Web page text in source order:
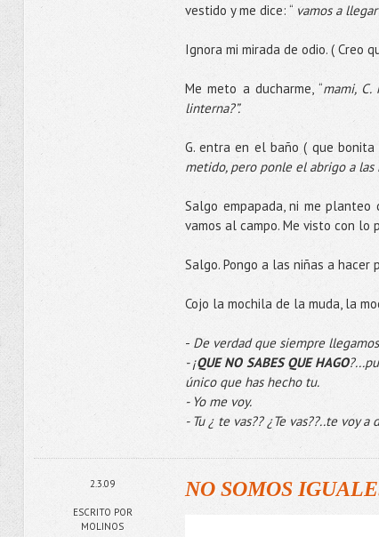
vestido y me dice: “ vamos a
Ignora mi mirada de odio. ( Creo
Me meto a ducharme, “mami,
linterna?”.
G. entra en el baño ( que
metido, pero ponle el abrigo a las
Salgo empapada, ni me planteo
vamos al campo. Me visto con
Salgo. Pongo a las niñas a hacer
Cojo la mochila de la muda, la
- De verdad que siempre
- ¡QUE NO SABES QUE HAGO
único que has hecho tu.
- Yo me voy.
- Tu ¿ te vas?? ¿Te vas??..te voy
2.3.09
ESCRITO POR
MOLINOS
NO SOMOS